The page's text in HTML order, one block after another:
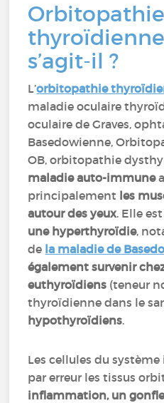
Orbitopathie
s’agit-il ?
L’orbitopathie
maladie oculaire
oculaire de Graves,
Basedowienne,
OB, orbitopathie
maladie auto-immune
principalement les
autour des yeux. Elle
une hyperthyroïdie,
de la maladie de
également survenir
euthyroïdiens (teneur
thyroïdienne dans le
hypothyroïdiens.
Les cellules du
par erreur les tissus
inflammation, un